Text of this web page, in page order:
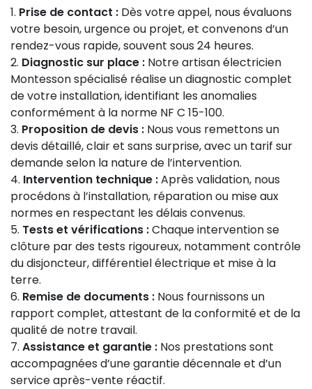
Prise de contact : Dès votre appel, nous évaluons
votre besoin, urgence ou projet, et convenons d’un
rendez-vous rapide, souvent sous 24 heures.
Diagnostic sur place : Notre artisan électricien
Montesson spécialisé réalise un diagnostic complet
de votre installation, identifiant les anomalies
conformément à la norme NF C 15-100.
Proposition de devis : Nous vous remettons un
devis détaillé, clair et sans surprise, avec un tarif sur
demande selon la nature de l’intervention.
Intervention technique :Après validation, nous
procédons à l’installation, réparation ou mise aux
normes en respectant les délais convenus.
Tests et vérifications :Chaque intervention se
clôture par des tests rigoureux, notamment contrôle
du disjoncteur, différentiel électrique et mise à la
terre.
Remise de documents : Nous fournissons un
rapport complet, attestant de la conformité et de la
qualité de notre travail.
Assistance et garantie : Nos prestations sont
accompagnées d’une garantie décennale et d’un
service après-vente réactif.